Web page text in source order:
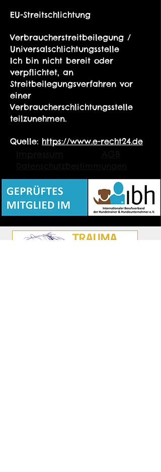
EU-Streitschlichtung
Verbraucherstreitbeilegung /
Universalschlichtungsstelle
Ich bin nicht bereit oder
verpflichtet, an
Streitbeilegungsverfahren vor
einer
Verbraucherschlichtungsstelle
teilzunehmen.
Quelle: https://www.e-recht24.de